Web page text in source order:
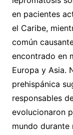
en pacientes
el Caribe,
común
encontrado en
Europa y Asia.
prehispánica
responsables
evolucionaron
mundo durante